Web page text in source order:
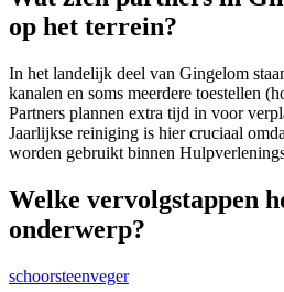
op het terrein?
In het landelijk deel van Gingelom
kanalen en soms meerdere toestellen
Partners plannen extra tijd in voor
Jaarlijkse reiniging is hier cruciaal
worden gebruikt binnen
Welke vervolgstappen
onderwerp?
schoorsteenveger